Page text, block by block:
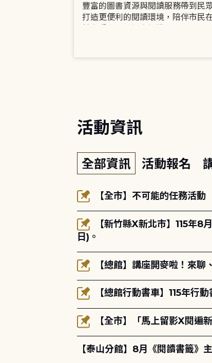
豐富的圖書資源與閱讀服務帶到民
打造更便利的閱讀環境，陪伴市民
活動資訊
全部資訊 活動報名
【全市】不可能的任務活動
【新竹縣X新北市】115年8
日)。
【總館】講座開麥啦！來聊
【總館行動書車】115年行
【全市】「馬上留影X閱遍
【泰山分館】8月《閱讀書籤》